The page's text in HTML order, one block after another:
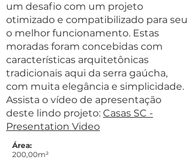
um desafio com um projeto
otimizado e compatibilizado para seu
o melhor funcionamento. Estas
moradas foram concebidas com
características arquitetônicas
tradicionais aqui da serra gaúcha,
com muita elegância e simplicidade.
Assista o vídeo de apresentação
deste lindo projeto: Casas SC -
Presentation Video
Área:
200,00m²